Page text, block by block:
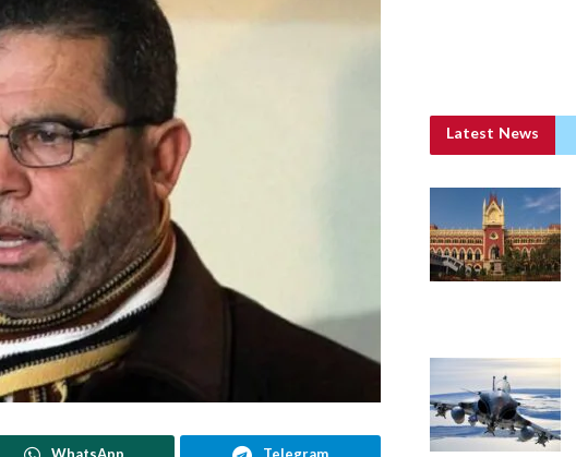
Latest News